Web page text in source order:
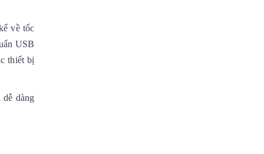
về tốc
USB
thiết bị
dàng